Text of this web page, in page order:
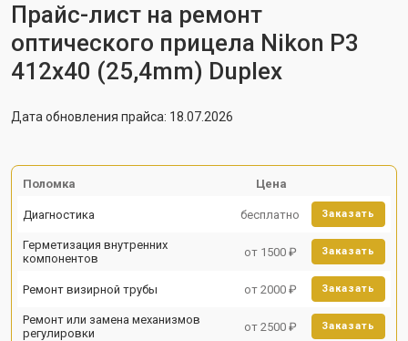
Прайс-лист на ремонт
оптического прицела Nikon P3
412x40 (25,4mm) Duplex
Дата обновления прайса: 18.07.2026
Поломка Цена
Диагностика бесплатно Заказать
Герметизация внутренних
компонентов
от 1500 ₽ Заказать
Ремонт визирной трубы от 2000 ₽ Заказать
Ремонт или замена механизмов
регулировки
от 2500 ₽ Заказать